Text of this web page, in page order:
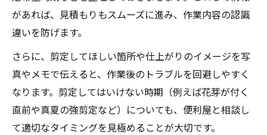
便利屋が推奨する季節ごとの剪定ポイント
プロ便利屋直伝の庭木剪定テクニック集
理由
剪定依頼で知っておきたい料金相場ガイド
便利屋の庭木剪定料金相場と見積もりのコ
ツ
があれば、見積もりもスムーズに進み、作業内容の認識
違いを防げます。
さらに、剪定してほしい箇所や仕上がりのイメージを写
真やメモで伝えると、作業後のトラブルを回避しやすく
なります。剪定してはいけない時期（例えば花芽が付く
直前や真夏の強剪定など）についても、便利屋と相談し
て適切なタイミングを見極めることが大切です。